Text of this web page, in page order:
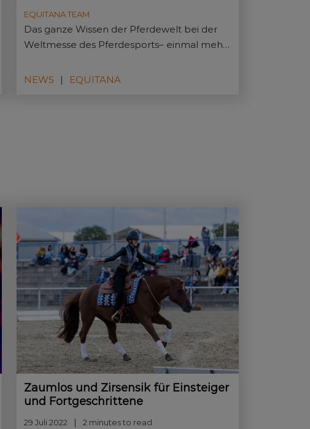
EQUITANA TEAM
Das ganze Wissen der Pferdewelt bei der
Weltmesse des Pferdesports– einmal mehr
Experten aus allen Bereichen der Branche
NEWS EQUITANA
Zaumlos und Zirsensik für Einsteiger
und Fortgeschrittene
29 Juli 2022 2 minutes to read